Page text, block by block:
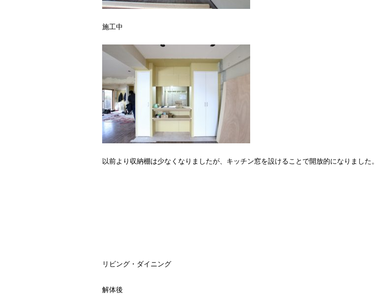
施工中
以前より収納棚は少なくなりましたが、キッチン窓を設けることで開放的になりました。
リビング・ダイニング
解体後